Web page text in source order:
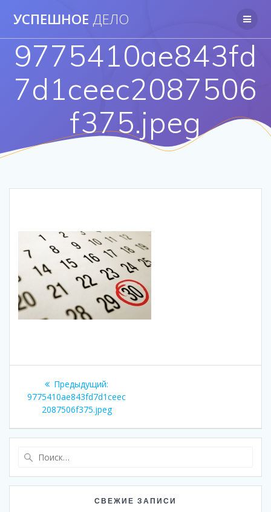
УСПЕШНОЕ ДЕЛО
9775410ae843fd
7d1ceec2087506
f375.jpeg
Навигация
по
записям
Предыдущий:
запись:
9775410ae843fd7d1ceec
2087506f375.jpeg
СВЕЖИЕ ЗАПИСИ